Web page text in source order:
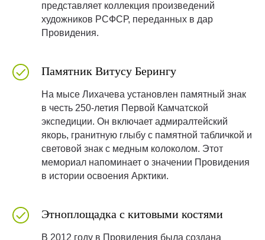
представляет коллекция произведений
художников РСФСР, переданных в дар
Провидения.
Памятник Витусу Берингу
На мысе Лихачева установлен памятный знак
в честь 250-летия Первой Камчатской
экспедиции. Он включает адмиралтейский
якорь, гранитную глыбу с памятной табличкой и
световой знак с медным колоколом. Этот
мемориал напоминает о значении Провидения
в истории освоения Арктики.
Этноплощадка с китовыми костями
В 2012 году в Провидения была создана